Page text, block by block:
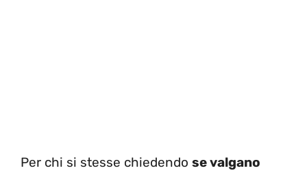
Per chi si stesse chiedendo se valgano